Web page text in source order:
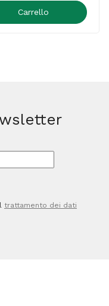
Carrello
trattamento dei dati